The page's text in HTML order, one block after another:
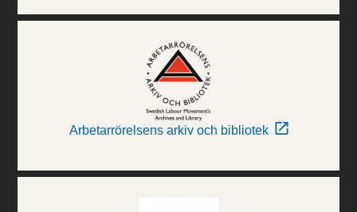
Arbetarrörelsens arkiv och bibliotek